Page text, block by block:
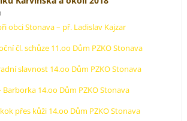
obci Stonava – př. Ladislav Kajzar
čl. schůze 11.oo Dům PZKO Stonava
slavnost 14.oo Dům PZKO Stonava
Barborka 14.oo Dům PZKO Stonava
přes kůži 14.oo Dům PZKO Stonava